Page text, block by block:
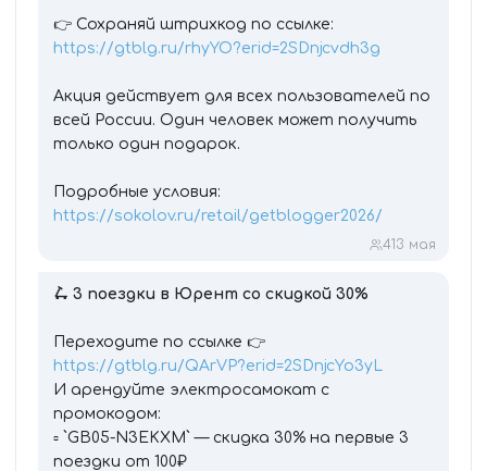
👉 Сохраняй штрихкод по ссылке:
https://gtblg.ru/rhyYO?erid=2SDnjcvdh3g
Акция действует для всех пользователей по
всей России. Один человек может получить
только один подарок.
Подробные условия:
https://sokolov.ru/retail/getblogger2026/
413 мая
🛴 3 поездки в Юрент со скидкой 30%
Переходите по ссылке 👉
https://gtblg.ru/QArVP?erid=2SDnjcYo3yL
И арендуйте электросамокат с
промокодом:
▫️ `GB05-N3EKXM` — скидка 30% на первые 3
поездки от 100₽